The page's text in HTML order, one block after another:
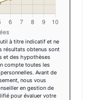
à titre indicatif et ne
résultats obtenus sont
et des hypothèses
compte toutes les
Avant de
nous vous
en gestion de
pour évaluer votre